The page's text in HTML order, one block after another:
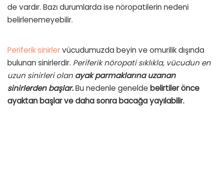
de vardır. Bazı durumlarda ise nöropatilerin nedeni
belirlenemeyebilir.
Periferik sinirlervücudumuzda beyin ve omurilik dışında
bulunan sinirlerdir. Periferik nöropati sıklıkla, vücudun en
uzun sinirleri olan ayak parmaklarına uzanan
sinirlerden başlar.Bu nedenle genelde belirtiler önce
ayaktan başlar ve daha sonra bacağa yayılabilir.